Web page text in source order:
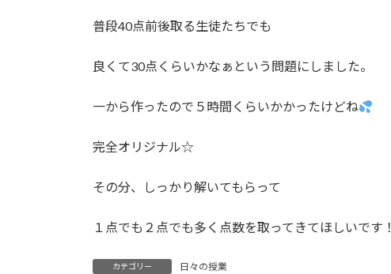
普段40点前後取る生徒たちでも
良くて30点くらいかなぁという問題にしました。
一から作ったので５時間くらいかかったけどね
完全オリジナル☆
その分、しっかり解いてもらって
１点でも２点でも多く点数を取ってきてほしいです！
カテゴリー 日々の授業